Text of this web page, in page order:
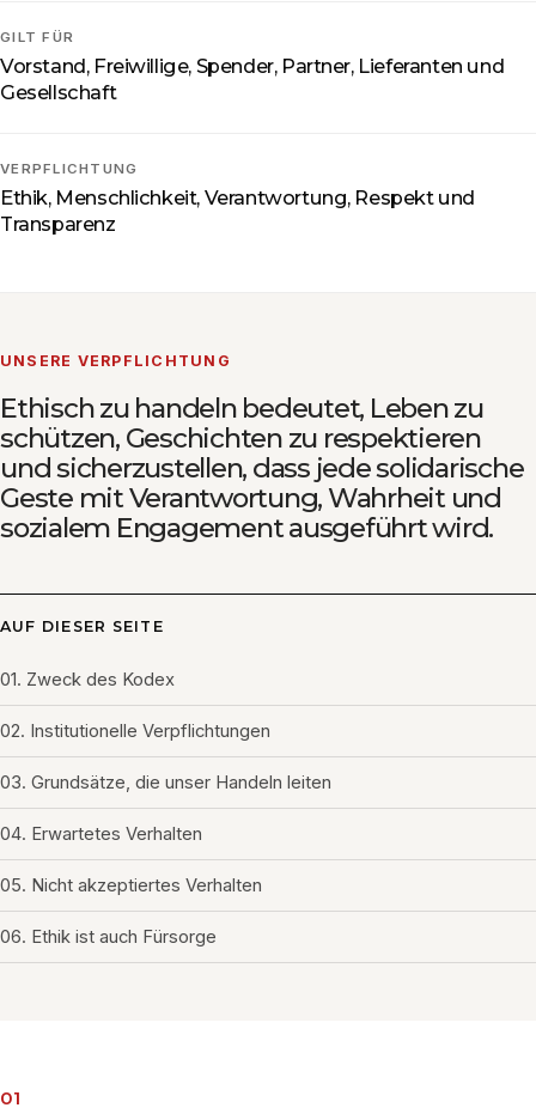
GILT FÜR
Vorstand, Freiwillige, Spender, Partner, Lieferanten und
Gesellschaft
VERPFLICHTUNG
Ethik, Menschlichkeit, Verantwortung, Respekt und
Transparenz
UNSERE VERPFLICHTUNG
Ethisch zu handeln bedeutet, Leben zu
schützen, Geschichten zu respektieren
und sicherzustellen, dass jede solidarische
Geste mit Verantwortung, Wahrheit und
sozialem Engagement ausgeführt wird.
AUF DIESER SEITE
01. Zweck des Kodex
02. Institutionelle Verpflichtungen
03. Grundsätze, die unser Handeln leiten
04. Erwartetes Verhalten
05. Nicht akzeptiertes Verhalten
06. Ethik ist auch Fürsorge
01